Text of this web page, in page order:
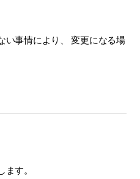
事情により、 変更になる場
す。